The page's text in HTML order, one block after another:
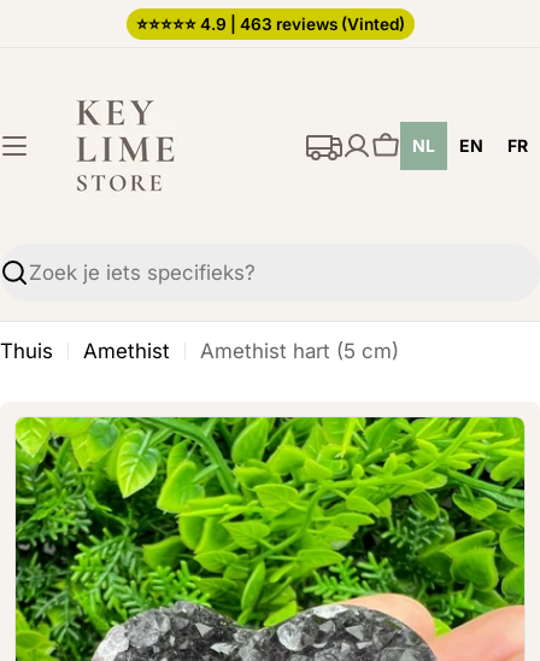
inhoud
⭐️⭐️⭐️⭐️⭐️ 4.9 | 463 reviews (Vinted)
Zoekopdracht
Winkelwagen
NL EN FR
Thuis Amethist Amethist hart (5 cm)